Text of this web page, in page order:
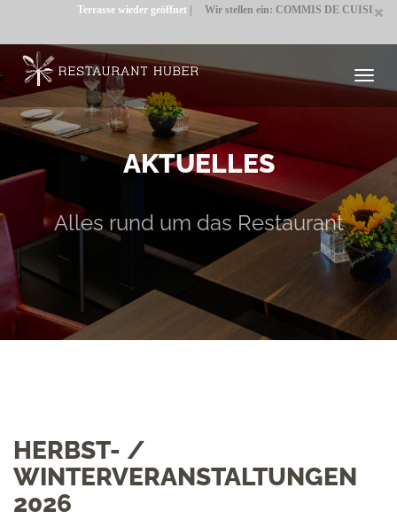
Terrasse wieder geöffnet| Wir stellen ein: COMMIS DE CUISINE /
AKTUELLES
Alles rund um das Restaurant
HERBST- /
WINTERVERANSTALTUNGEN
2026